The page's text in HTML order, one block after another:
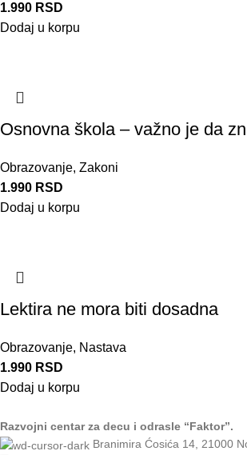
1.990 RSD
Dodaj u korpu
Osnovna škola – važno je da
Obrazovanje, Zakoni
1.990 RSD
Dodaj u korpu
Lektira ne mora biti dosadna
Obrazovanje, Nastava
1.990 RSD
Dodaj u korpu
Razvojni centar za decu i odrasle “Faktor”.
Branimira Ćosića 14, 21000